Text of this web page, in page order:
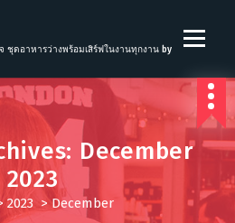
ชุดอาหารว่างพร้อมเสิร์ฟในงานทุกงาน by
December
2023
2023>December